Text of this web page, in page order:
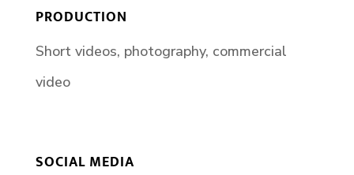
PRODUCTION
Short videos, photography, commercial
video
SOCIAL MEDIA